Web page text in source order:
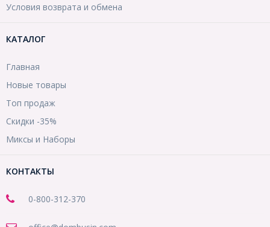
Условия возврата и обмена
КАТАЛОГ
Главная
Новые товары
Топ продаж
Скидки -35%
Миксы и Наборы
КОНТАКТЫ
0-800-312-370